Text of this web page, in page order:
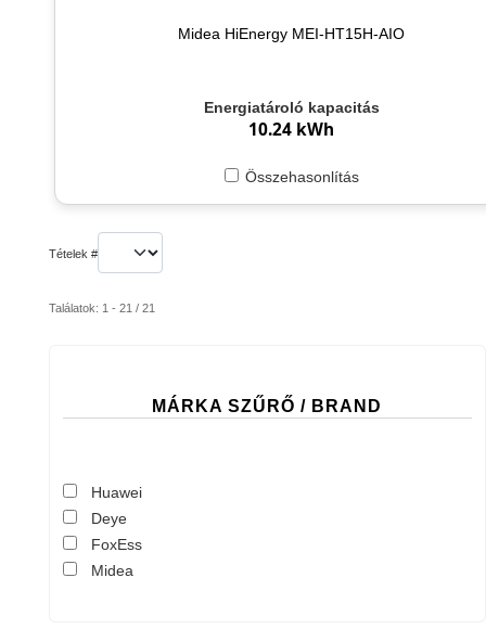
MÁRKA SZŰRŐ / BRAND
Huawei
Deye
FoxEss
Midea
Midea HiEnergy MEI-HT15H-AIO
Energiatároló kapacitás
10.24 kWh
Összehasonlítás
Tételek #
Találatok: 1 - 21 / 21